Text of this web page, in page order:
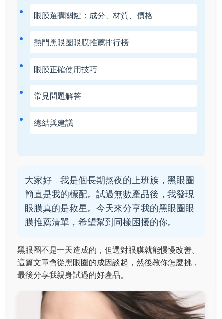
眼膜選購關鍵：成分、材質、價格
熱門黑眼圈眼膜推薦排行榜
眼膜正確使用技巧
常見問題解答
總結與建議
大家好，我是個長期熬夜的上班族，黑眼圈
簡直是我的標配。試過無數產品後，我發現
眼膜真的是救星。今天來分享我的黑眼圈眼
膜推薦清單，希望幫到同樣困擾的你。
黑眼圈不是一天造成的，但選對眼膜就能慢慢改善。
這篇文章會從黑眼圈的成因談起，然後教你怎麼挑，
最後分享我親身試過的好產品。